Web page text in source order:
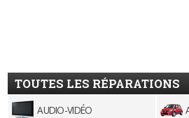
TOUTES LES RÉPARATIONS
AUDIO-VIDÉO